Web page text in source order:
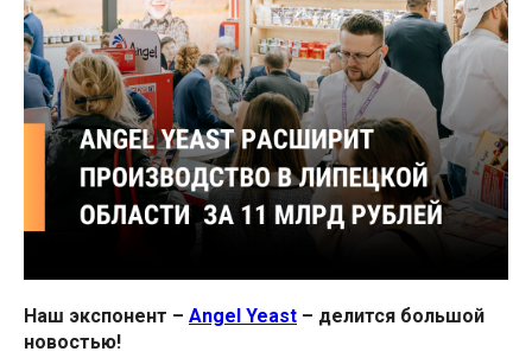
Наш экспонент – Angel Yeast – делится большой
новостью!